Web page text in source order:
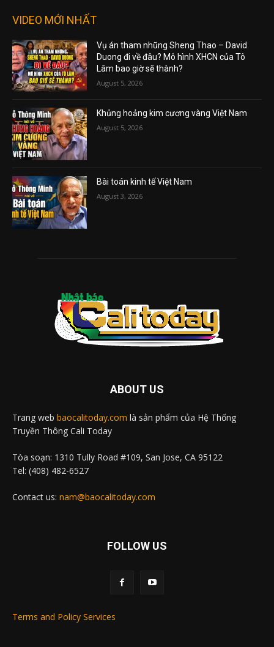
VIDEO MỚI NHẤT
Vụ án tham nhũng Sheng Thao – David
Duong đi về đâu? Mô hình XHCN của Tô
Lâm bao giờ sẽ thành?
August 5, 2026
Khủng hoảng kim cương vàng Việt Nam
August 5, 2026
Bài toán kinh tế Việt Nam
August 3, 2026
ABOUT US
Trang web baocalitoday.com là sản phẩm của Hệ Thống
Truyền Thông Cali Today
Tòa soạn: 1310 Tully Road #109, San Jose, CA 95122
Tel: (408) 482-6527
Contact us: nam@baocalitoday.com
FOLLOW US
Terms and Policy Services